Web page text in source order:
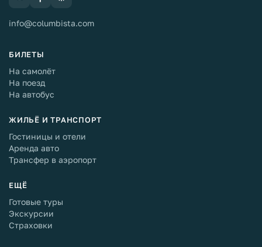
info@columbista.com
БИЛЕТЫ
На самолёт
На поезд
На автобус
ЖИЛЬЁ И ТРАНСПОРТ
Гостиницы и отели
Аренда авто
Трансфер в аэропорт
ЕЩЁ
Готовые туры
Экскурсии
Страховки